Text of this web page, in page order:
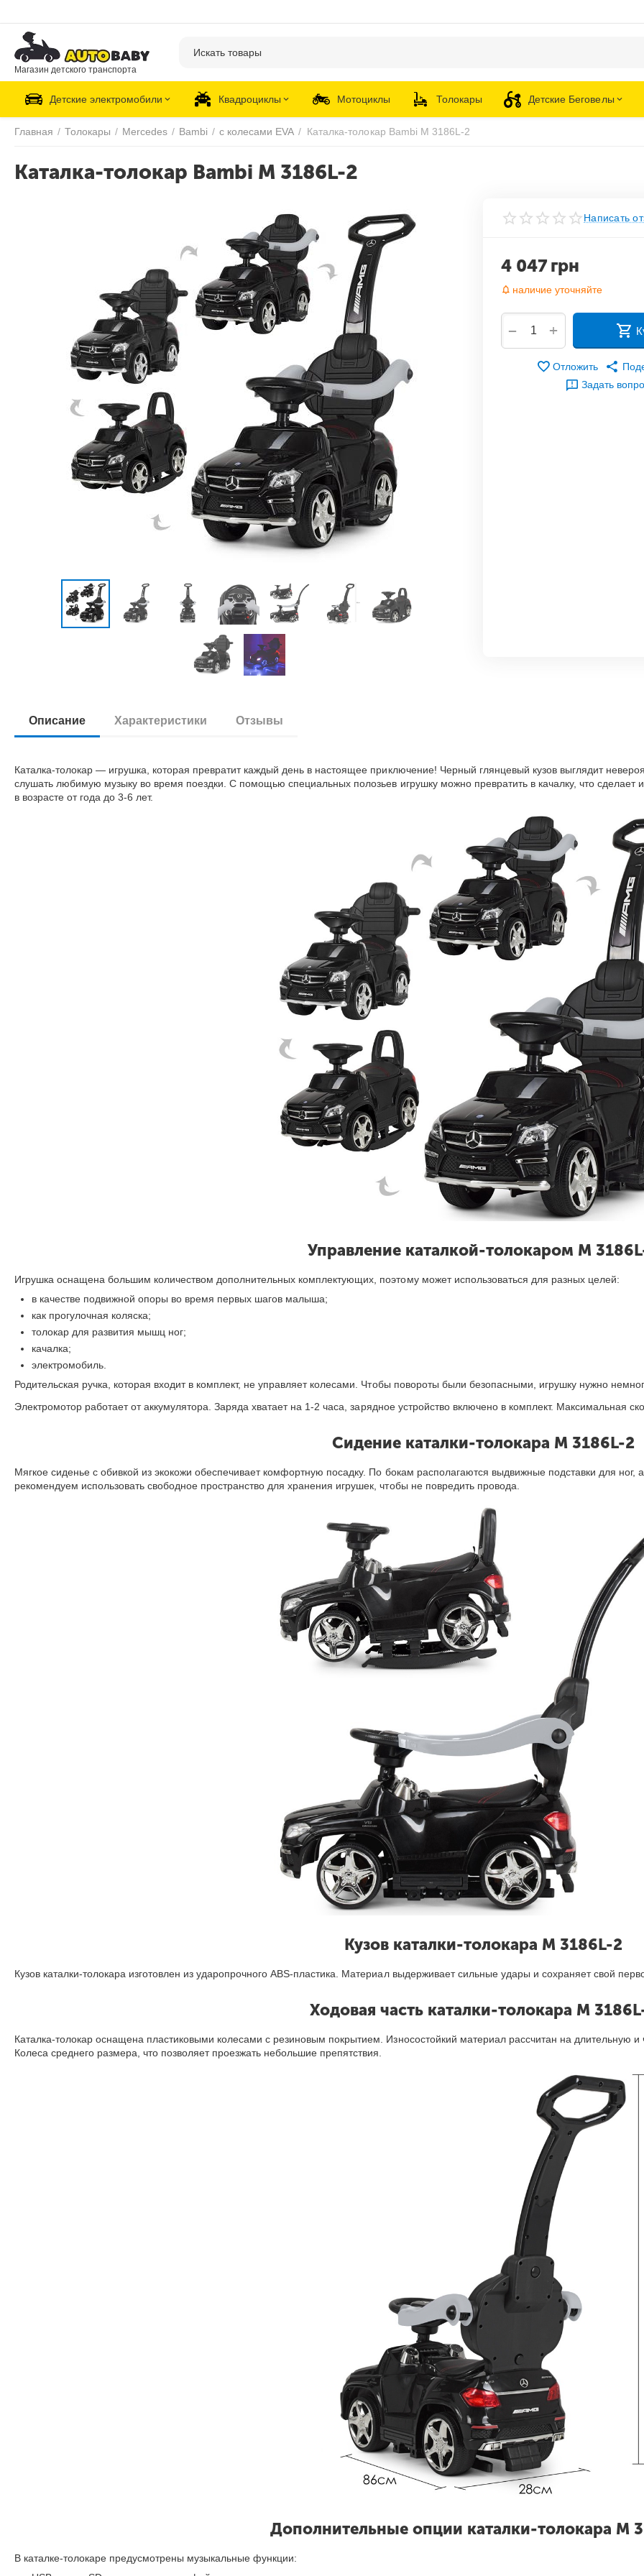
Магазин детского транспорта
Детские электромобили Квадроциклы Мотоциклы Толокары Детские Беговелы
Главная / Толокары / Mercedes / Bambi / с колесами EVA / Каталка-толокар Bambi M 3186L-2
Каталка-толокар Bambi M 3186L-2
Написать
4 047 грн
наличие уточняйте
+
−
Отложить
Задать
Описание Характеристики Отзывы
Каталка-толокар — игрушка, которая превратит каждый день в настоящее приключение! Черный глянцевый кузов выглядит
слушать любимую музыку во время поездки. С помощью специальных полозьев игрушку можно превратить в качалку, что
в возрасте от года до 3-6 лет.
Управление каталкой-толокаром M
Игрушка оснащена большим количеством дополнительных комплектующих, поэтому может использоваться для разных целей:
в качестве подвижной опоры во время первых шагов малыша;
как прогулочная коляска;
толокар для развития мышц ног;
качалка;
электромобиль.
Родительская ручка, которая входит в комплект, не управляет колесами. Чтобы повороты были безопасными, игрушку нужно
Электромотор работает от аккумулятора. Заряда хватает на 1-2 часа, зарядное устройство включено в комплект. Максимальная
Сидение каталки-толокара M 3186L-2
Мягкое сиденье с обивкой из экокожи обеспечивает комфортную посадку. По бокам располагаются выдвижные подставки для
рекомендуем использовать свободное пространство для хранения игрушек, чтобы не повредить провода.
Кузов каталки-толокара M 3186L-2
Кузов каталки-толокара изготовлен из ударопрочного ABS-пластика. Материал выдерживает сильные удары и сохраняет свой
Ходовая часть каталки-толокара M
Каталка-толокар оснащена пластиковыми колесами с резиновым покрытием. Износостойкий материал рассчитан на длительную
Колеса среднего размера, что позволяет проезжать небольшие препятствия.
Дополнительные опции каталки-толокара M
В каталке-толокаре предусмотрены музыкальные функции: